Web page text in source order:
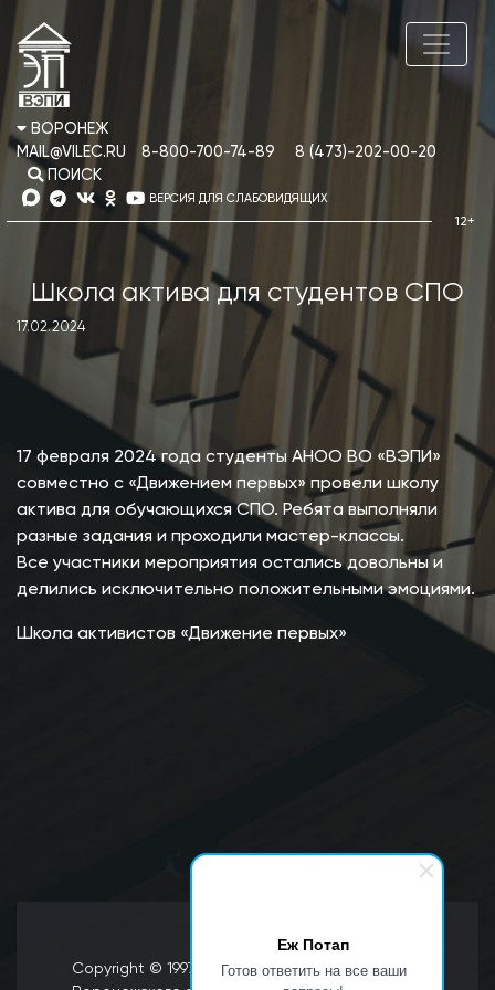
Еж Потап
Готов ответить на все ваши
ВОРОНЕЖ
MAIL@VILEC.RU
8-800-700-74-89
8 (473)-202-00-20
ПОИСК
ВЕРСИЯ ДЛЯ СЛАБОВИДЯЩИХ
Школа актива для студентов СПО
17.02.2024
17 февраля 2024 года студенты АНОО ВО «ВЭПИ»
совместно с «Движением первых» провели школу
актива для обучающихся СПО. Ребята выполняли
разные задания и проходили мастер-классы.
Все участники мероприятия остались довольны и
делились исключительно положительными эмоциями.
Школа активистов «Движение первых»
Copyright © 1997 Официальный сайт